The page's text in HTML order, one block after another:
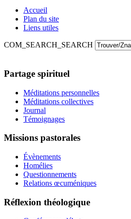
Accueil
Plan du site
Liens utiles
COM_SEARCH_SEARCH
Partage spirituel
Méditations personnelles
Méditations collectives
Journal
Témoignages
Missions pastorales
Évènements
Homélies
Questionnements
Relations œcuméniques
Réflexion théologique